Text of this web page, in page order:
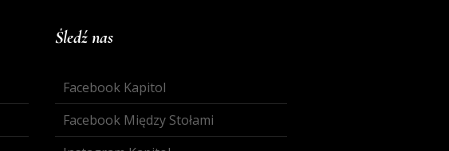
Śledź nas
Facebook Kapitol
Facebook Między Stołami